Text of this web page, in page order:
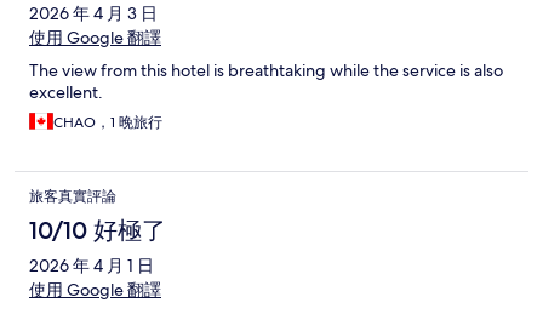
2026 年 4 月 3 日
使用 Google 翻譯
The view from this hotel is breathtaking while the service is also
excellent.
CHAO，1 晚旅行
旅客真實評論
10/10 好極了
2026 年 4 月 1 日
使用 Google 翻譯